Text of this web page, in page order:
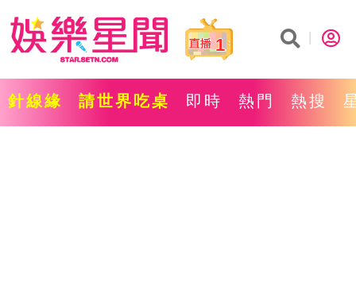
1
針線緣 請世界吃桌 即時 熱門 熱搜